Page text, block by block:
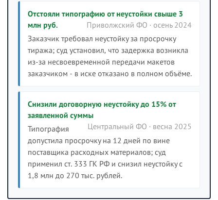
Отстояли типографию от неустойки свыше 3
млн руб.
Приволжский ФО · осень 2024
Заказчик требовал неустойку за просрочку
тиража; суд установил, что задержка возникла
из-за несвоевременной передачи макетов
заказчиком - в иске отказано в полном объёме.
Снизили договорную неустойку до 15% от
заявленной суммы
Центральный ФО · весна 2025
Типография
допустила просрочку на 12 дней по вине
поставщика расходных материалов; суд
применил ст. 333 ГК РФ и снизил неустойку с
1,8 млн до 270 тыс. рублей.